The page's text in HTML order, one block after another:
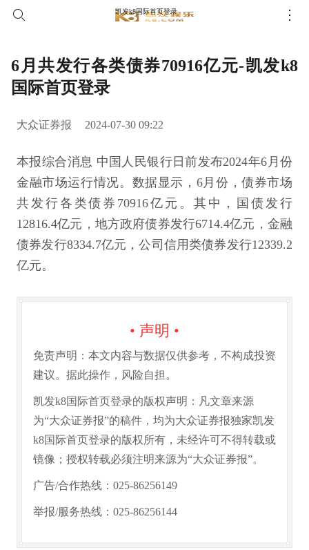
凯发k8国际首页登录
6月共发行各类债券70916亿元-凯发k8
国际首页登录
大众证券报 2024-07-30 09:22
本报综合消息 中国人民银行日前发布2024年6月份
金融市场运行情况。数据显示，6月份，债券市场
共发行各类债券70916亿元。其中，国债发行
12816.4亿元，地方政府债券发行6714.4亿元，金融
债券发行8334.7亿元，公司信用类债券发行12339.2
亿元。
• 声明 •
免责声明：本文内容与数据仅供参考，不构成投资
建议。据此操作，风险自担。
凯发k8国际首页登录的版权声明：凡文章来源
为“大众证券报”的稿件，均为大众证券报独家凯发
k8国际首页登录的版权所有，未经许可不得转载或
镜像；授权转载必须注明来源为“大众证券报”。
广告/合作热线：025-86256149
举报/服务热线：025-86256144